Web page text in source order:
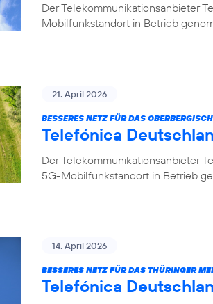
Der Telekommunikationsanbieter
Mobilfunkstandort in Betrieb
21. April 2026
BESSERES NETZ FÜR DAS
Telefónica
Der Telekommunikationsanbieter
5G-Mobilfunkstandort in Betrieb
14. April 2026
BESSERES NETZ FÜR DAS THÜRINGER
Telefónica